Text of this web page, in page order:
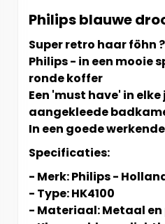
Philips blauwe
Super retro haar föhn
Philips - in een mooie
ronde koffer
Een 'must have' in
aangekleede
In een goede
Specificaties:
- Merk: Philips -
- Type:HK4100
- Materiaal: Metaal